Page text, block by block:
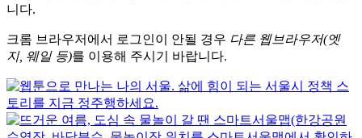
니다.
크롬 브라우저에서 로그인이 안될 경우 다른 웹브라우저(엣
지, 웨일 등)를 이용해 주시기 바랍니다.